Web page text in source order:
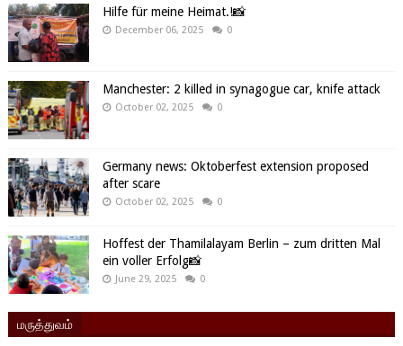
Hilfe für meine Heimat.!📸
December 06, 2025 0
Manchester: 2 killed in synagogue car, knife attack
October 02, 2025 0
Germany news: Oktoberfest extension proposed
after scare
October 02, 2025 0
Hoffest der Thamilalayam Berlin – zum dritten Mal
ein voller Erfolg📸
June 29, 2025 0
மருத்துவம்